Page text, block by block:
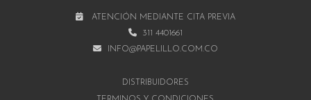
ATENCIÓN MEDIANTE CITA PREVIA
311 4401661
INFO@PAPELILLO.COM.CO
DISTRIBUIDORES